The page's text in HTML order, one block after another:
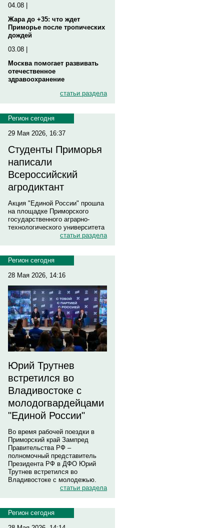
04.08 |
Жара до +35: что ждет
Приморье после тропических
дождей
03.08 |
Москва помогает развивать
отечественное
здравоохранение
статьи раздела
Регион сегодня
29 Мая 2026, 16:37
Студенты Приморья
написали
Всероссийский
агродиктант
Акция "Единой России" прошла
на площадке Приморского
государственного аграрно-
технологического университета
статьи раздела
Регион сегодня
28 Мая 2026, 14:16
Юрий Трутнев
встретился во
Владивостоке с
молодогвардейцами
"Единой России"
Во время рабочей поездки в
Приморский край Зампред
Правительства РФ –
полномочный представитель
Президента РФ в ДФО Юрий
Трутнев встретился во
Владивостоке с молодежью.
статьи раздела
Регион сегодня